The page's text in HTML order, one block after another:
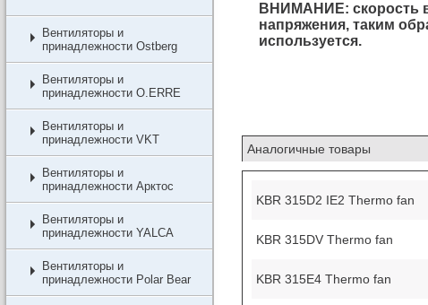
Вентиляторы и
принадлежности Ostberg
Вентиляторы и
принадлежности O.ERRE
Вентиляторы и
принадлежности VKT
Вентиляторы и
принадлежности Арктос
Вентиляторы и
принадлежности YALCA
Вентиляторы и
принадлежности Polar Bear
ВНИМАНИЕ: скорость в
напряжения, таким
используется.
Аналогичные товары
KBR 315D2 IE2 Thermo fan
KBR 315DV Thermo fan
KBR 315E4 Thermo fan